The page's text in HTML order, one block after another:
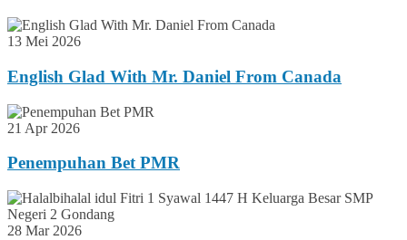
13 Mei 2026
English Glad With Mr. Daniel From Canada
21 Apr 2026
Penempuhan Bet PMR
28 Mar 2026